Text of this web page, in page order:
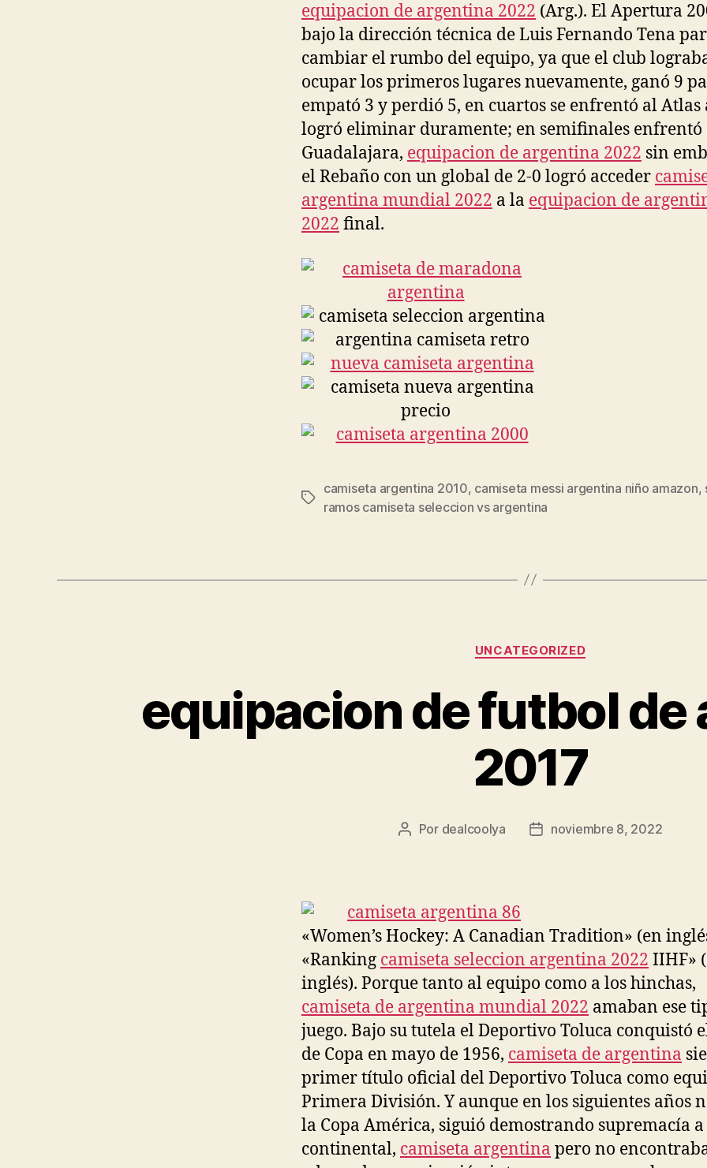
equipacion de argentina 2022 (Arg.). El Apertura
bajo la dirección técnica de Luis Fernando Tena
cambiar el rumbo del equipo, ya que el club
ocupar los primeros lugares nuevamente, ganó 9
empató 3 y perdió 5, en cuartos se enfrentó al Atlas
logró eliminar duramente; en semifinales enfrentó
Guadalajara, equipacion de argentina 2022 sin
el Rebaño con un global de 2-0 logró acceder
argentina mundial 2022 a la equipacion de
2022 final.
Etiquetas
camiseta argentina 2010, camiseta messi argentina niño amazon,
ramos camiseta seleccion vs argentina
Categorías
UNCATEGORIZED
equipacion de futbol de
2017
Autor
Por dealcoolya
Fechanoviembre 8, 2022
«Women’s Hockey: A Canadian Tradition» (en
«Ranking camiseta seleccion argentina 2022 IIHF»
inglés). Porque tanto al equipo como a los hinchas,
camiseta de argentina mundial 2022 amaban ese
juego. Bajo su tutela el Deportivo Toluca conquistó
de Copa en mayo de 1956, camiseta de argentina
primer título oficial del Deportivo Toluca como
Primera División. Y aunque en los siguientes años
la Copa América, siguió demostrando supremacía
continental, camiseta argentina pero no